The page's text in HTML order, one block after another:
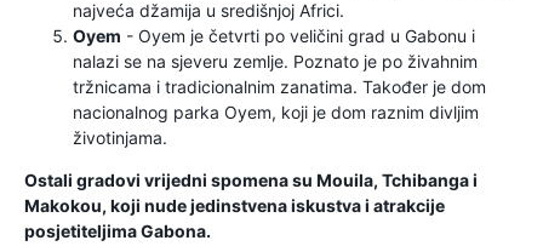
najveća džamija u središnjoj Africi.
Oyem - Oyem je četvrti po veličini grad u Gabonu i
nalazi se na sjeveru zemlje. Poznato je po živahnim
tržnicama i tradicionalnim zanatima. Također je dom
nacionalnog parka Oyem, koji je dom raznim divljim
životinjama.
Ostali gradovi vrijedni spomena su Mouila, Tchibanga i
Makokou, koji nude jedinstvena iskustva i atrakcije
posjetiteljima Gabona.